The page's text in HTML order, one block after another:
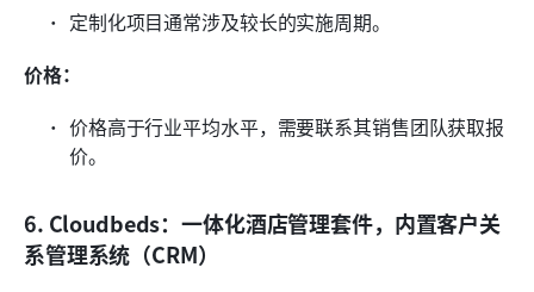
定制化项目通常涉及较长的实施周期。
价格：
价格高于行业平均水平，需要联系其销售团队获取报
价。
6. Cloudbeds：一体化酒店管理套件，内置客户关
系管理系统（CRM）